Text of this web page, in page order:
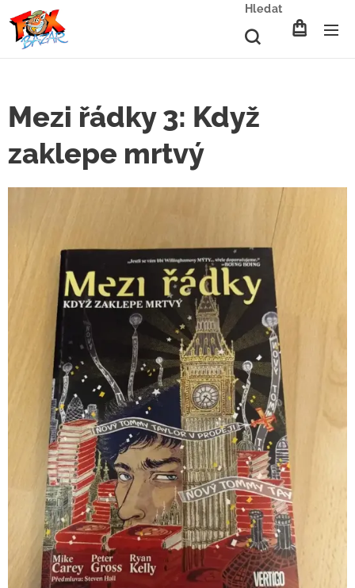
Hledat
Mezi řádky 3: Když
zaklepe mrtvý